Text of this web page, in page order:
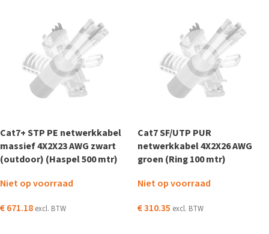
Cat7+ STP PE netwerkkabel
massief 4X2X23 AWG zwart
(outdoor) (Haspel 500 mtr)
Niet op voorraad
€671.18 excl. BTW
Cat7 SF/UTP PUR
netwerkkabel 4X2X26 AWG
groen (Ring 100 mtr)
Niet op voorraad
€310.35 excl. BTW